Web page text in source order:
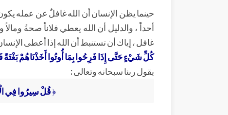
حينما يظن الإنسان أن الله غافلٌ عن عمله
أحداً ، والدليل أن الله يعطي فلاناً صحةً
غافل ، إياك أن تستنبط أن الله إذا أعطى
كُلِّ شَيْءٍ حَتَّى إِذَا فَرِحُوا بِمَا أُوتُوا أَخَذْنَاهُمْ
يقول ربنا سبحانه وتعالى :
﴿قُلْ سِيرُوا فِي